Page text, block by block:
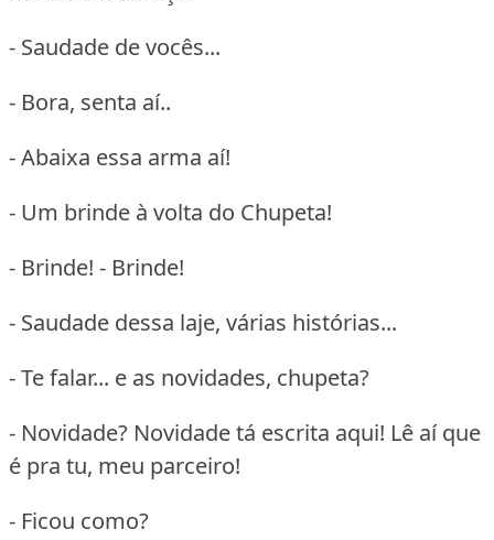
- Saudade de vocês...
- Bora, senta aí..
- Abaixa essa arma aí!
- Um brinde à volta do Chupeta!
- Brinde! - Brinde!
- Saudade dessa laje, várias histórias...
- Te falar... e as novidades, chupeta?
- Novidade? Novidade tá escrita aqui! Lê aí que
é pra tu, meu parceiro!
- Ficou como?